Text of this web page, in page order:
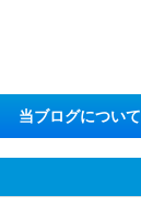
当ブログについて